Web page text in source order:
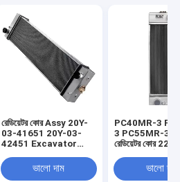
রেডিয়েটর কোর Assy 20Y-
03-41651 20Y-03-
42451 Excavator
এর জন্য
ভালো দাম
PC40MR-3
3 PC55MR-3
রেডিয়েটর কোর
ভালো দাম